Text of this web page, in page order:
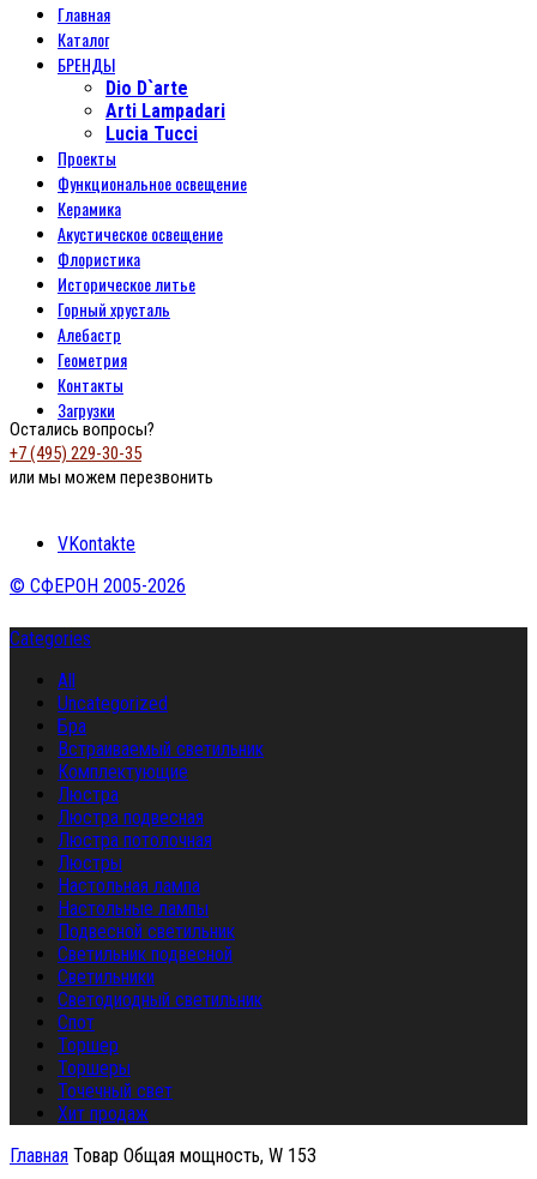
Главная
Каталог
БРЕНДЫ
Dio D`arte
Arti Lampadari
Lucia Tucci
Проекты
Функциональное освещение
Керамика
Акустическое освещение
Флористика
Историческое литье
Горный хрусталь
Алебастр
Геометрия
Контакты
Загрузки
Остались вопросы?
+7 (495) 229-30-35
или мы можем перезвонить
VKontakte
© СФЕРОН 2005-2026
Categories
All
Uncategorized
Бра
Встраиваемый светильник
Комплектующие
Люстра
Люстра подвесная
Люстра потолочная
Люстры
Настольная лампа
Настольные лампы
Подвесной светильник
Светильник подвесной
Светильники
Светодиодный светильник
Спот
Торшер
Торшеры
Точечный свет
Хит продаж
Главная Товар Общая мощность, W 153